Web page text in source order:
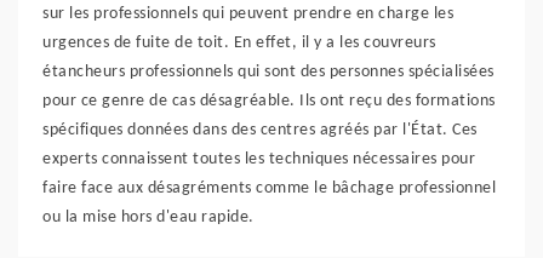
sur les professionnels qui peuvent prendre en charge les
urgences de fuite de toit. En effet, il y a les couvreurs
étancheurs professionnels qui sont des personnes spécialisées
pour ce genre de cas désagréable. Ils ont reçu des formations
spécifiques données dans des centres agréés par l'État. Ces
experts connaissent toutes les techniques nécessaires pour
faire face aux désagréments comme le bâchage professionnel
ou la mise hors d'eau rapide.